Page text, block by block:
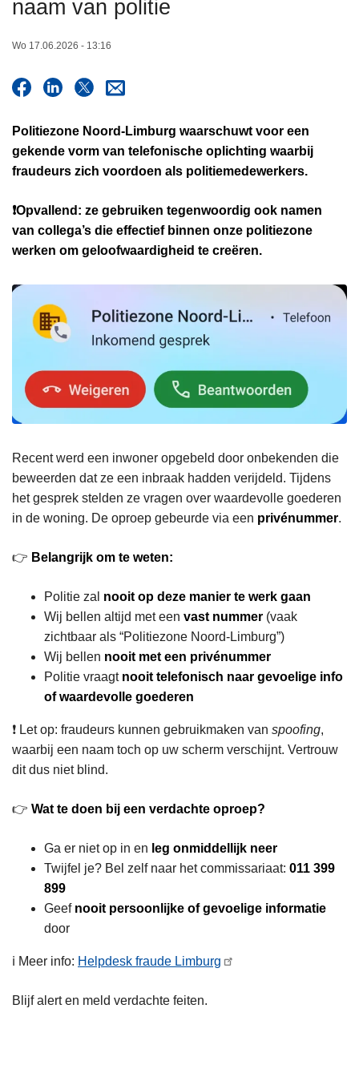
naam van politie
Wo 17.06.2026 - 13:16
Politiezone Noord-Limburg waarschuwt voor een
gekende vorm van telefonische oplichting waarbij
fraudeurs zich voordoen als politiemedewerkers.
❗Opvallend: ze gebruiken tegenwoordig ook namen
van collega’s die effectief binnen onze politiezone
werken om geloofwaardigheid te creëren.
Recent werd een inwoner opgebeld door onbekenden die
beweerden dat ze een inbraak hadden verijdeld. Tijdens
het gesprek stelden ze vragen over waardevolle goederen
in de woning. De oproep gebeurde via een privénummer.
👉 Belangrijk om te weten:
Politie zal nooit op deze manier te werk gaan
Wij bellen altijd met een vast nummer (vaak
zichtbaar als “Politiezone Noord-Limburg”)
Wij bellen nooit met een privénummer
Politie vraagt nooit telefonisch naar gevoelige info
of waardevolle goederen
❗ Let op: fraudeurs kunnen gebruikmaken van spoofing,
waarbij een naam toch op uw scherm verschijnt. Vertrouw
dit dus niet blind.
👉 Wat te doen bij een verdachte oproep?
Ga er niet op in en leg onmiddellijk neer
Twijfel je? Bel zelf naar het commissariaat: 011 399
899
Geef nooit persoonlijke of gevoelige informatie
door
ℹ️ Meer info: Helpdesk fraude Limburg
Blijf alert en meld verdachte feiten.